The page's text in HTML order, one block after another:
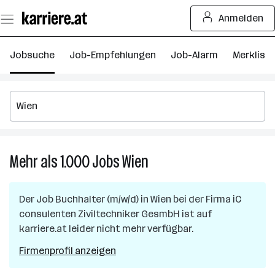
Seiteninhalt
springen
Anmelden
Jobsuche Job-Empfehlungen Job-Alarm Merkliste
Mehr als 1.000JobsWien
Jobs
in
Wien
Der Job Buchhalter (m/w/d) in Wien bei der Firma iC
consulenten Ziviltechniker GesmbH ist auf
karriere.at leider nicht mehr verfügbar.
Firmenprofil anzeigen